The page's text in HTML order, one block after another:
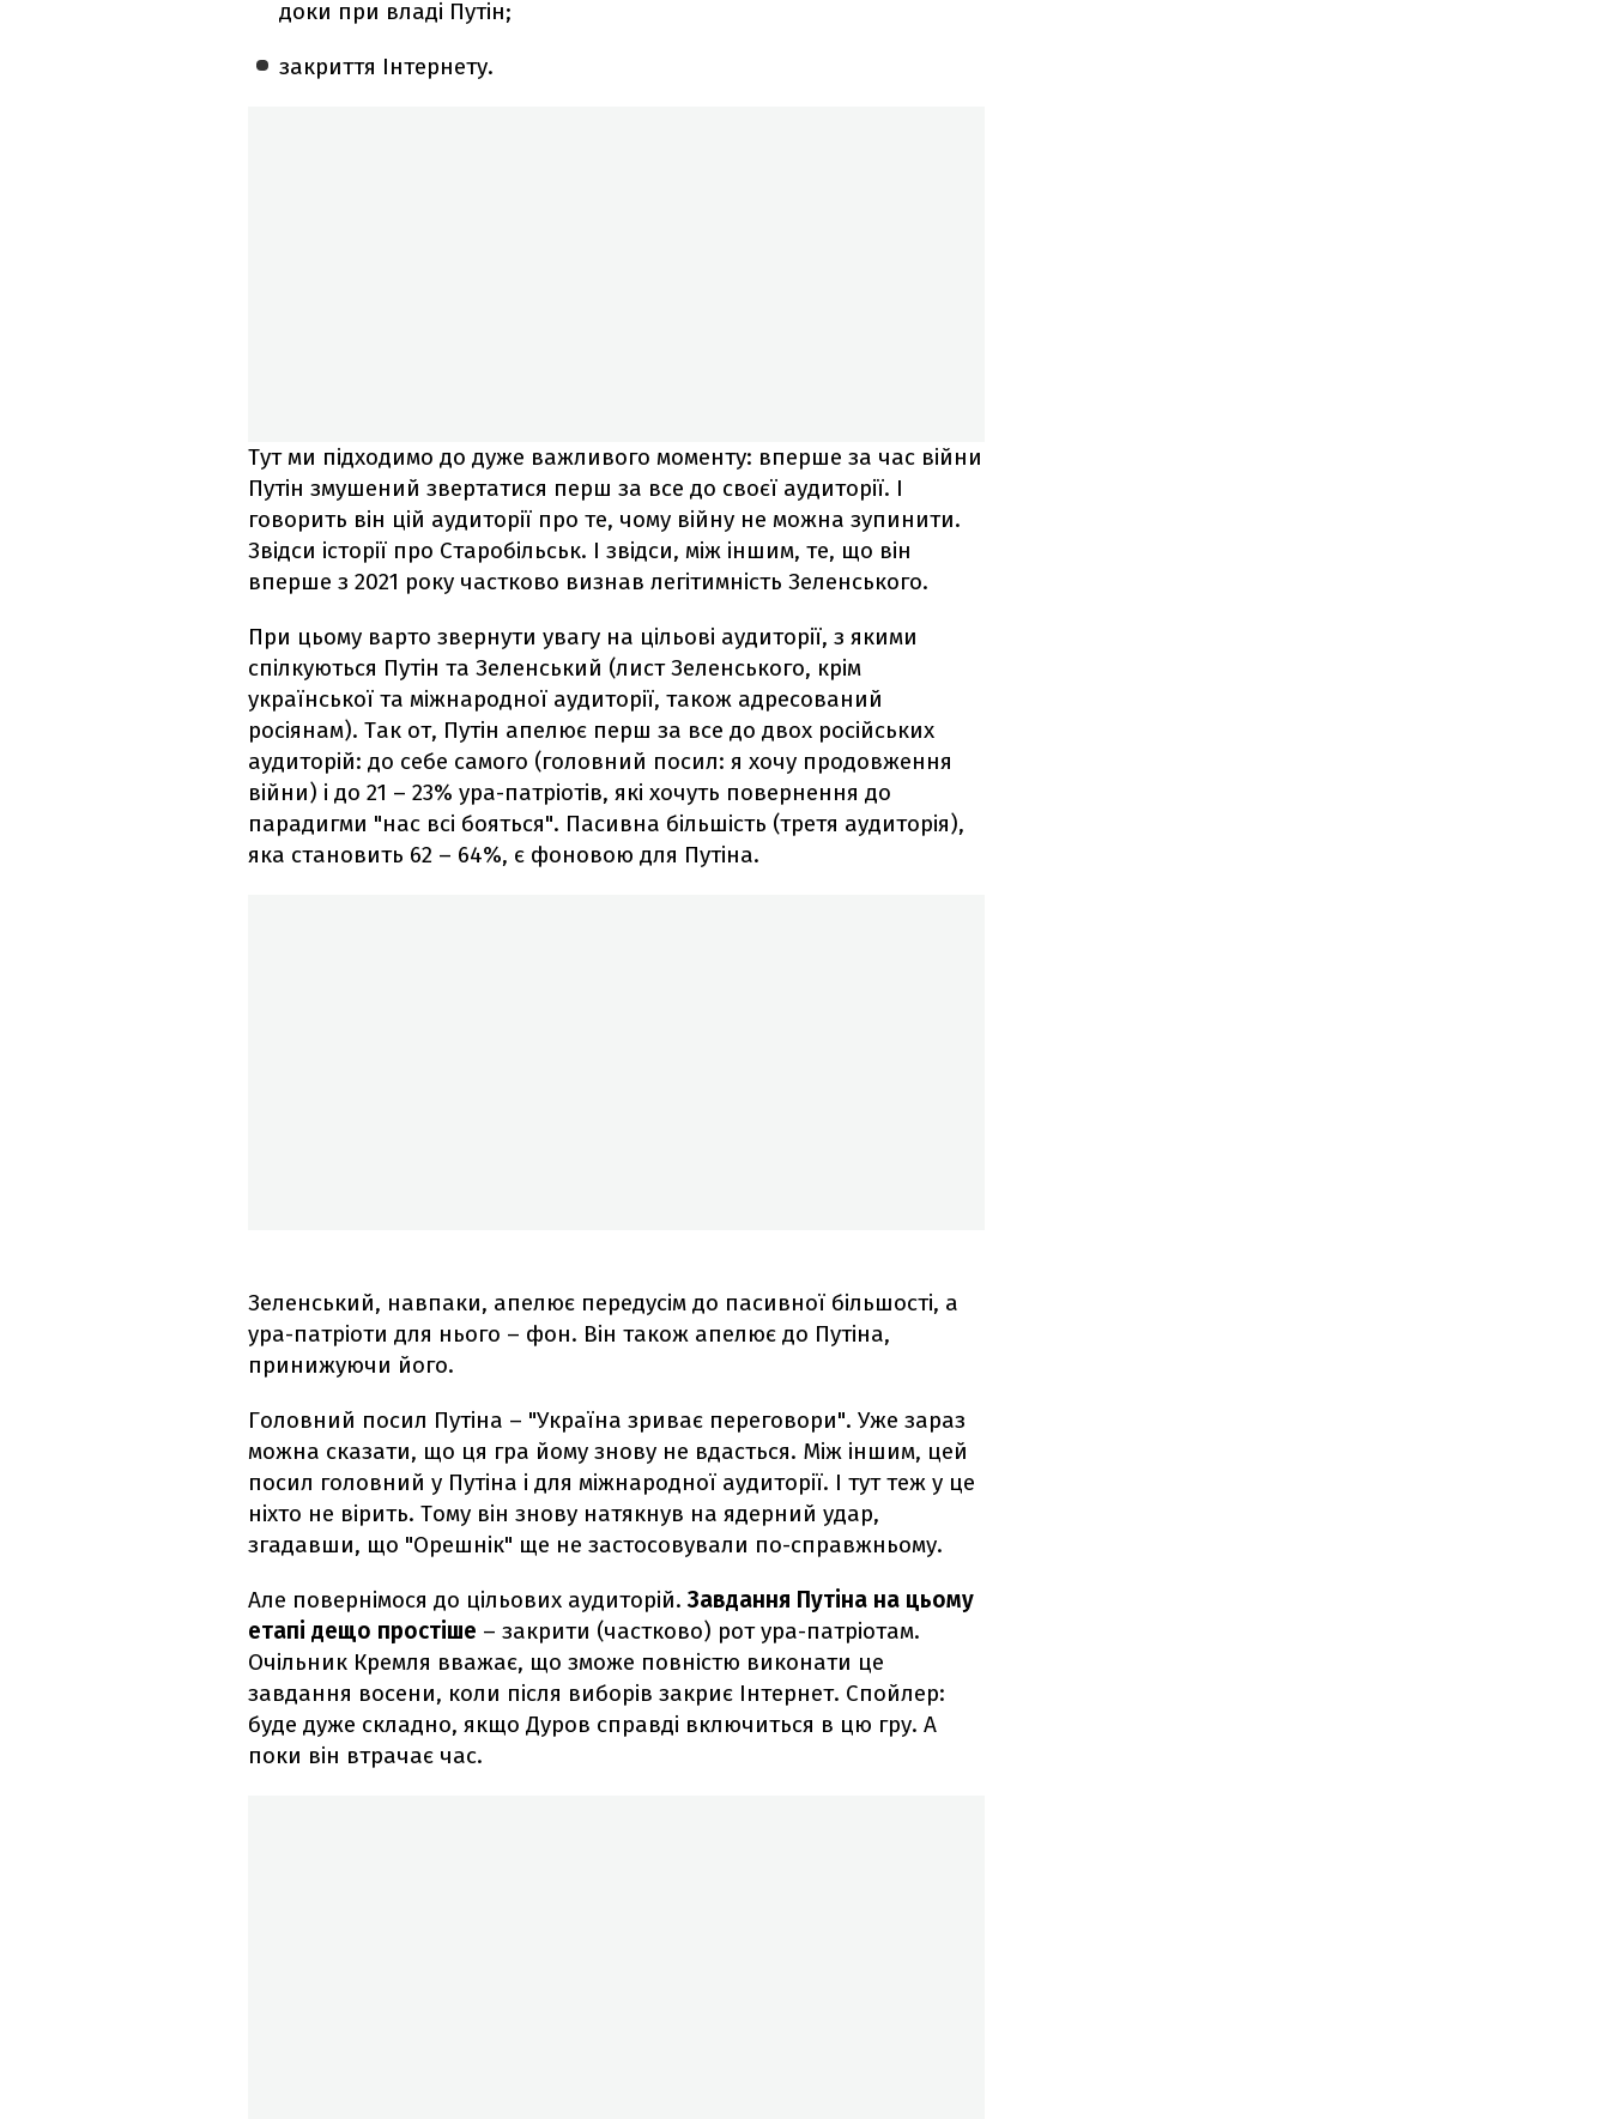
доки при владі Путін;
закриття Інтернету.
Тут ми підходимо до дуже важливого моменту: вперше за час війни
Путін змушений звертатися перш за все до своєї аудиторії. І
говорить він цій аудиторії про те, чому війну не можна зупинити.
Звідси історії про Старобільськ. І звідси, між іншим, те, що він
вперше з 2021 року частково визнав легітимність Зеленського.
При цьому варто звернути увагу на цільові аудиторії, з якими
спілкуються Путін та Зеленський (лист Зеленського, крім
української та міжнародної аудиторії, також адресований
росіянам). Так от, Путін апелює перш за все до двох російських
аудиторій: до себе самого (головний посил: я хочу продовження
війни) і до 21 – 23% ура-патріотів, які хочуть повернення до
парадигми "нас всі бояться". Пасивна більшість (третя аудиторія),
яка становить 62 – 64%, є фоновою для Путіна.
Зеленський, навпаки, апелює передусім до пасивної більшості, а
ура-патріоти для нього – фон. Він також апелює до Путіна,
принижуючи його.
Головний посил Путіна – "Україна зриває переговори". Уже зараз
можна сказати, що ця гра йому знову не вдасться. Між іншим, цей
посил головний у Путіна і для міжнародної аудиторії. І тут теж у це
ніхто не вірить. Тому він знову натякнув на ядерний удар,
згадавши, що "Орешнік" ще не застосовували по-справжньому.
Але повернімося до цільових аудиторій. Завдання Путіна на цьому
етапі дещо простіше – закрити (частково) рот ура-патріотам.
Очільник Кремля вважає, що зможе повністю виконати це
завдання восени, коли після виборів закриє Інтернет. Спойлер:
буде дуже складно, якщо Дуров справді включиться в цю гру. А
поки він втрачає час.